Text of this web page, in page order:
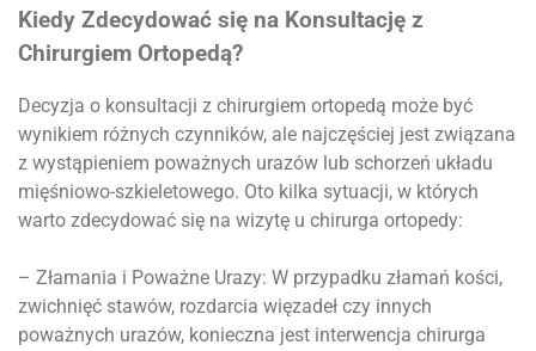
Kiedy Zdecydować się na Konsultację z
Chirurgiem Ortopedą?
Decyzja o konsultacji z chirurgiem ortopedą może być
wynikiem różnych czynników, ale najczęściej jest związana
z wystąpieniem poważnych urazów lub schorzeń układu
mięśniowo-szkieletowego. Oto kilka sytuacji, w których
warto zdecydować się na wizytę u chirurga ortopedy:
– Złamania i Poważne Urazy: W przypadku złamań kości,
zwichnięć stawów, rozdarcia więzadeł czy innych
poważnych urazów, konieczna jest interwencja chirurga